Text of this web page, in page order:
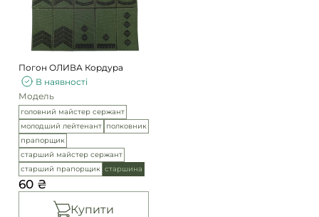
Погон ОЛИВА Кордура
В наявності
Модель
головний майстер сержант
молодший лейтенант полковник
прапорщик
старший майстер сержант
старший прапорщик старшина
60 ₴
Купити